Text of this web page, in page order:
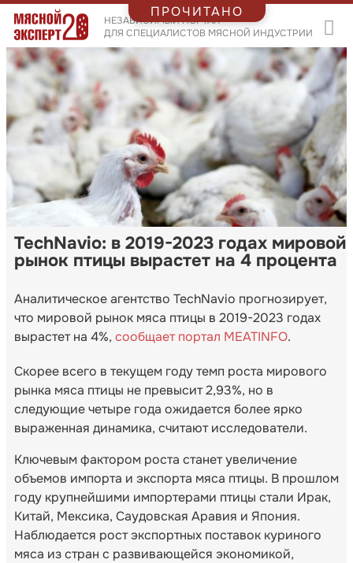
НЕЗАВИСИМЫЙ ПОРТАЛ
ДЛЯ СПЕЦИАЛИСТОВ МЯСНОЙ ИНДУСТРИИ
TechNavio: в 2019-2023 годах мировой
рынок птицы вырастет на 4 процента
Аналитическое агентство TechNavio прогнозирует,
что мировой рынок мяса птицы в 2019-2023 годах
вырастет на 4%, сообщает портал MEATINFO.
Скорее всего в текущем году темп роста мирового
рынка мяса птицы не превысит 2,93%, но в
следующие четыре года ожидается более ярко
выраженная динамика, считают исследователи.
Ключевым фактором роста станет увеличение
объемов импорта и экспорта мяса птицы. В прошлом
году крупнейшими импортерами птицы стали Ирак,
Китай, Мексика, Саудовская Аравия и Япония.
Наблюдается рост экспортных поставок куриного
мяса из стран с развивающейся экономикой,
ПРОЧИТАНО